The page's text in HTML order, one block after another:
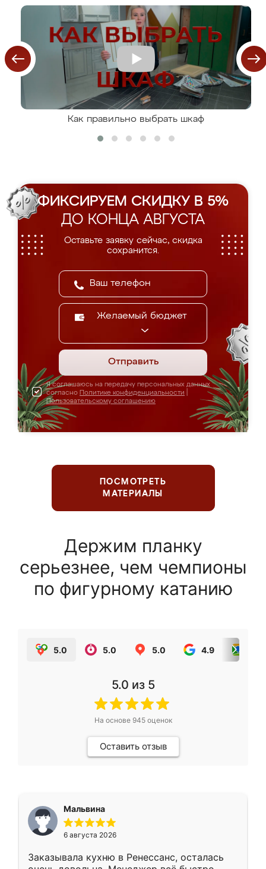
Как правильно выбрать шкаф
ФИКСИРУЕМ СКИДКУ В 5%
ДО КОНЦА АВГУСТА
Оставьте заявку сейчас, скидка
сохранится.
Желаемый бюджет
Отправить
Я соглашаюсь на передачу персональных данных
согласно Политике конфиденциальности
Пользовательскому соглашению
ПОСМОТРЕТЬ
МАТЕРИАЛЫ
Держим планку
серьезнее, чем чемпионы
по фигурному катанию
5.0 5.0 5.0 4.9
5.0 из 5
На основе 945оценок
Оставить отзыв
Мальвина
6 августа 2026
Заказывала кухню в Ренессанс, осталась